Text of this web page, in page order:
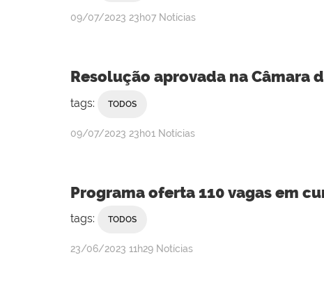
publicado
09/07/2023 23h07 Notícias
Resolução aprovada na Câmara
tags: TODOS
publicado
09/07/2023 23h01 Notícias
Programa oferta 110 vagas em
tags: TODOS
publicado
23/06/2023 11h29 Notícias